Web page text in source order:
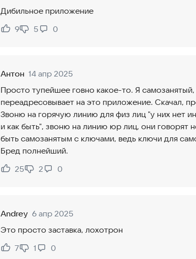
Дибильное приложение
Нравится:
9
Не нравится:
5 0
Антон 14 апр 2025
Просто тупейшее говно какое-то. Я
переадресовывает на это приложение. Скачал,
Звоню на горячую линию для физ лиц "у них нет
и как быть", звоню на линию юр лиц, они говорят
быть самозанятым с ключами, ведь ключи для
Бред полнейший.
Нравится:
25
Не нравится:
2 0
Andrey 6 апр 2025
Это просто заставка, лохотрон
Нравится:
7
Не нравится:
1 0